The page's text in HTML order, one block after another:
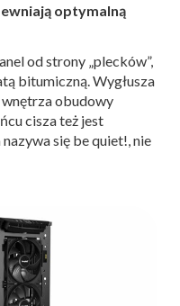
optymalną
od strony „plecków”,
bitumiczną. Wygłusza
obudowy
cisza też jest
się be quiet!, nie